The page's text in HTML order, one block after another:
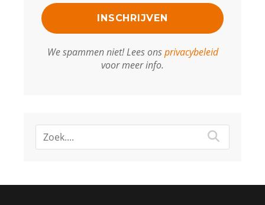
We spammen niet! Lees onsprivacybeleid
voor meer info.